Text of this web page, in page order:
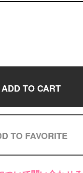
ADD TO CART
TO FAVORITE